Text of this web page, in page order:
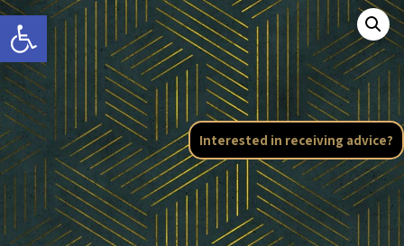
Open toolbar
Interested in receiving advice?